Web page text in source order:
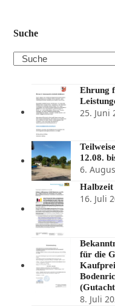
Suche
Search
Ehrung
25. Juni
12.08.
6.
Halbzeit
16. Juli
für die
8. Juli